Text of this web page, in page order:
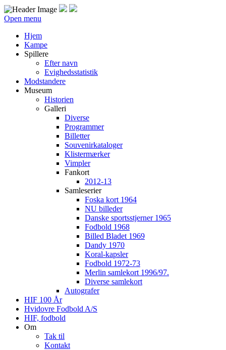
Open menu
Hjem
Kampe
Spillere
Efter navn
Evighedsstatistik
Modstandere
Museum
Historien
Galleri
Diverse
Programmer
Billetter
Souvenirkataloger
Klistermærker
Vimpler
Fankort
2012-13
Samleserier
Foska kort 1964
NU billeder
Danske sportsstjerner 1965
Fodbold 1968
Billed Bladet 1969
Dandy 1970
Koral-kapsler
Fodbold 1972-73
Merlin samlekort 1996/97.
Diverse samlekort
Autografer
HIF 100 År
Hvidovre Fodbold A/S
HIF, fodbold
Om
Tak til
Kontakt